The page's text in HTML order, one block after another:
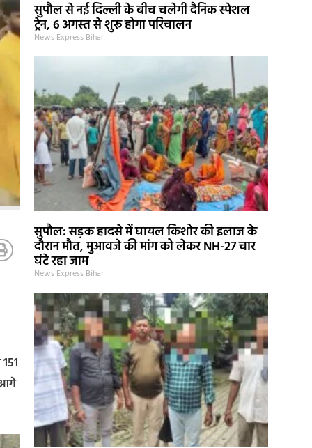
आगे
सुपौल से नई दिल्ली के बीच चलेगी दैनिक स्पेशल
ट्रेन, 6 अगस्त से शुरू होगा परिचालन
News Express Bihar
सुपौल: सड़क हादसे में घायल किशोर की इलाज के
दौरान मौत, मुआवजे की मांग को लेकर NH-27 चार
घंटे रहा जाम
News Express Bihar